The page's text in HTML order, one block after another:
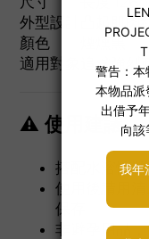
外型設計
凸起肌
顏色
適用對象
追求強
⚠ 使用建議
搭配水溶性
使用後請用
保存
非避孕用品